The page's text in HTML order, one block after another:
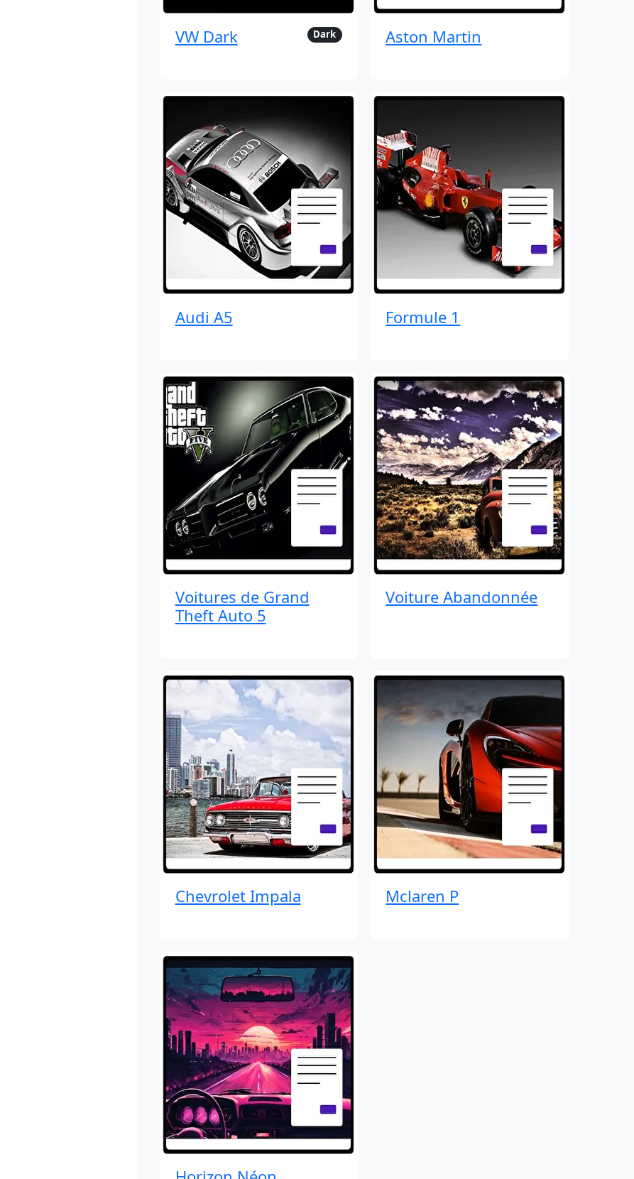
VW Dark Dark Aston Martin
Audi A5 Formule 1
Voitures de Grand
Theft Auto 5
Voiture Abandonnée
Chevrolet Impala Mclaren P